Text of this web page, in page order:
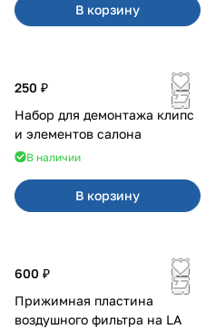
В корзину
250 ₽
Набор для демонтажа клипс
и элементов салона
В наличии
В корзину
600 ₽
Прижимная пластина
воздушного фильтра на LA